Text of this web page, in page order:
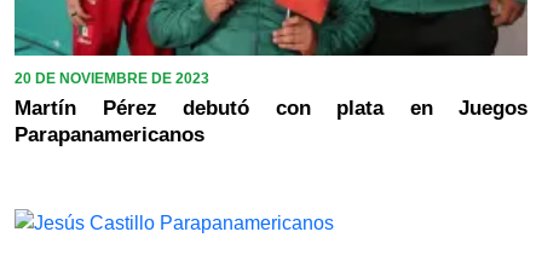
20 DE NOVIEMBRE DE 2023
Martín Pérez debutó con plata en Juegos
Parapanamericanos